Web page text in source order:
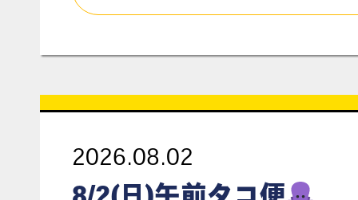
2026.08.02